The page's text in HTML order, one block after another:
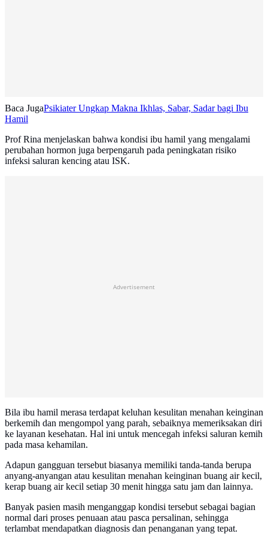
Baca JugaPsikiater Ungkap Makna Ikhlas, Sabar, Sadar bagi Ibu
Hamil
Prof Rina menjelaskan bahwa kondisi ibu hamil yang mengalami
perubahan hormon juga berpengaruh pada peningkatan risiko
infeksi saluran kencing atau ISK.
Advertisement
Bila ibu hamil merasa terdapat keluhan kesulitan menahan keinginan
berkemih dan mengompol yang parah, sebaiknya memeriksakan diri
ke layanan kesehatan. Hal ini untuk mencegah infeksi saluran kemih
pada masa kehamilan.
Adapun gangguan tersebut biasanya memiliki tanda-tanda berupa
anyang-anyangan atau kesulitan menahan keinginan buang air kecil,
kerap buang air kecil setiap 30 menit hingga satu jam dan lainnya.
Banyak pasien masih menganggap kondisi tersebut sebagai bagian
normal dari proses penuaan atau pasca persalinan, sehingga
terlambat mendapatkan diagnosis dan penanganan yang tepat.